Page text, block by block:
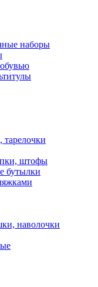
наборы
тарелочки
штофы
бутылки
наволочки